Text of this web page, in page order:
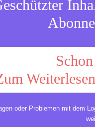
oder Problemen mit dem